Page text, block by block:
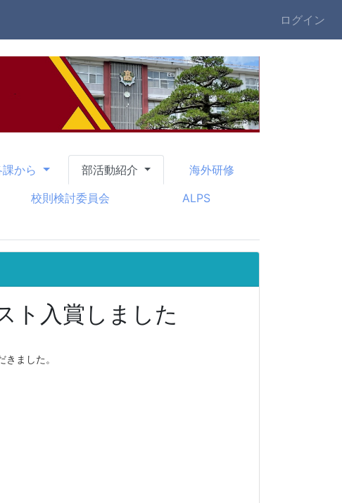
ログイン
課から 部活動紹介
海外研修
校則検討委員会
ALPS
ト入賞しました
ました。